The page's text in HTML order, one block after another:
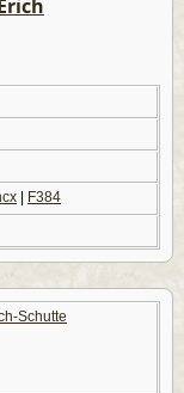
F384
Schutte